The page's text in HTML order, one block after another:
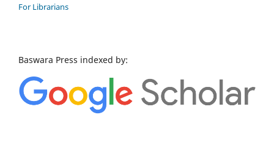
For Librarians
Baswara Press indexed by: